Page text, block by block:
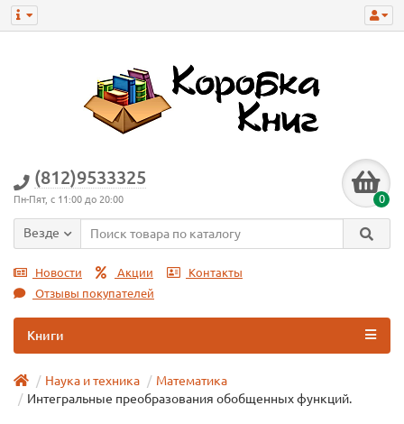
(812)9533325
Пн-Пят, с 11:00 до 20:00 0
Везде
Новости Акции
Контакты
Отзывы покупателей
Книги
Наука и техника
Математика
Интегральные преобразования обобщенных функций.